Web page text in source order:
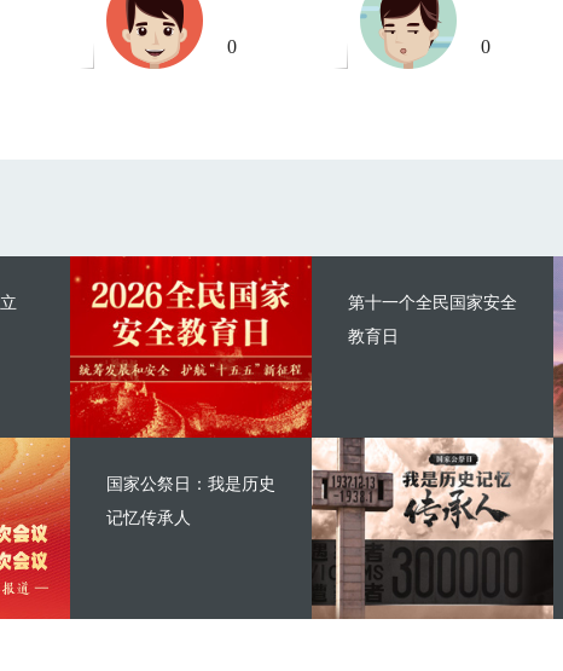
0 0
第十一个全民国家安全
教育日
国家公祭日：我是历史
记忆传承人